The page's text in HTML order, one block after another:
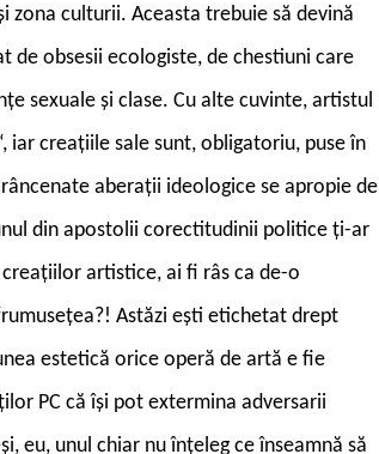
culturii. Aceasta trebuie să devină
de obsesii ecologiste, de chestiuni care
sexuale și clase. Cu alte cuvinte, artistul
iar creațiile sale sunt, obligatoriu, puse în
aberații ideologice se apropie de
din apostolii corectitudinii politice ți-ar
artistice, ai fi râs ca de-o
Astăzi ești etichetat drept
estetică orice operă de artă e fie
PC că își pot extermina adversarii
eu, unul chiar nu înțeleg ce înseamnă să